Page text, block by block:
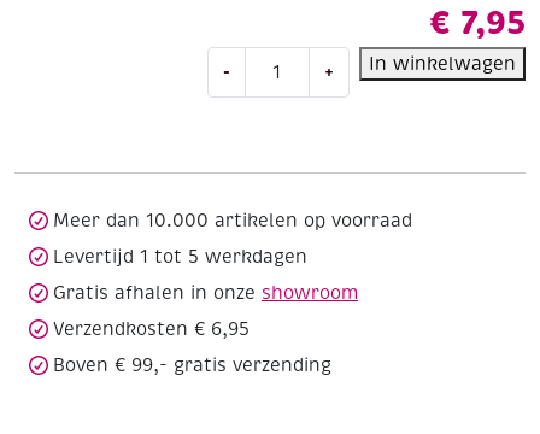
€ 7,95
-
kerstmis
+ In winkelwagen
Meer dan 10.000 artikelen op voorraad
Levertijd 1 tot 5 werkdagen
Gratis afhalen in onze showroom
Verzendkosten € 6,95
Boven € 99,- gratis verzending